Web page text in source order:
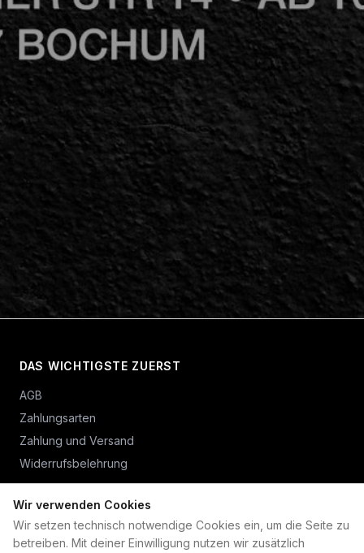
Wir verwenden Cookies
Wir setzen technisch notwendige Cookies ein, um die Seite zu
betreiben. Mit deiner Einwilligung nutzen wir zusätzlich
DAS WICHTIGSTE ZUERST
AGB
Zahlungsarten
Zahlung und Versand
Widerrufsbelehrung
PLAN B